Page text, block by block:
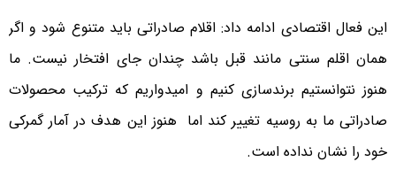
این فعال اقتصادی ادامه داد: اقلام صادراتی باید متنوع شود و اگر
همان اقلم سنتی مانند قبل باشد چندان جای افتخار نیست. ما
هنوز نتوانستیم برندسازی کنیم و امیدواریم که ترکیب محصولات
صادراتی ما به روسیه تغییر کند اما هنوز این هدف در آمار گمرکی
خود را نشان نداده است.